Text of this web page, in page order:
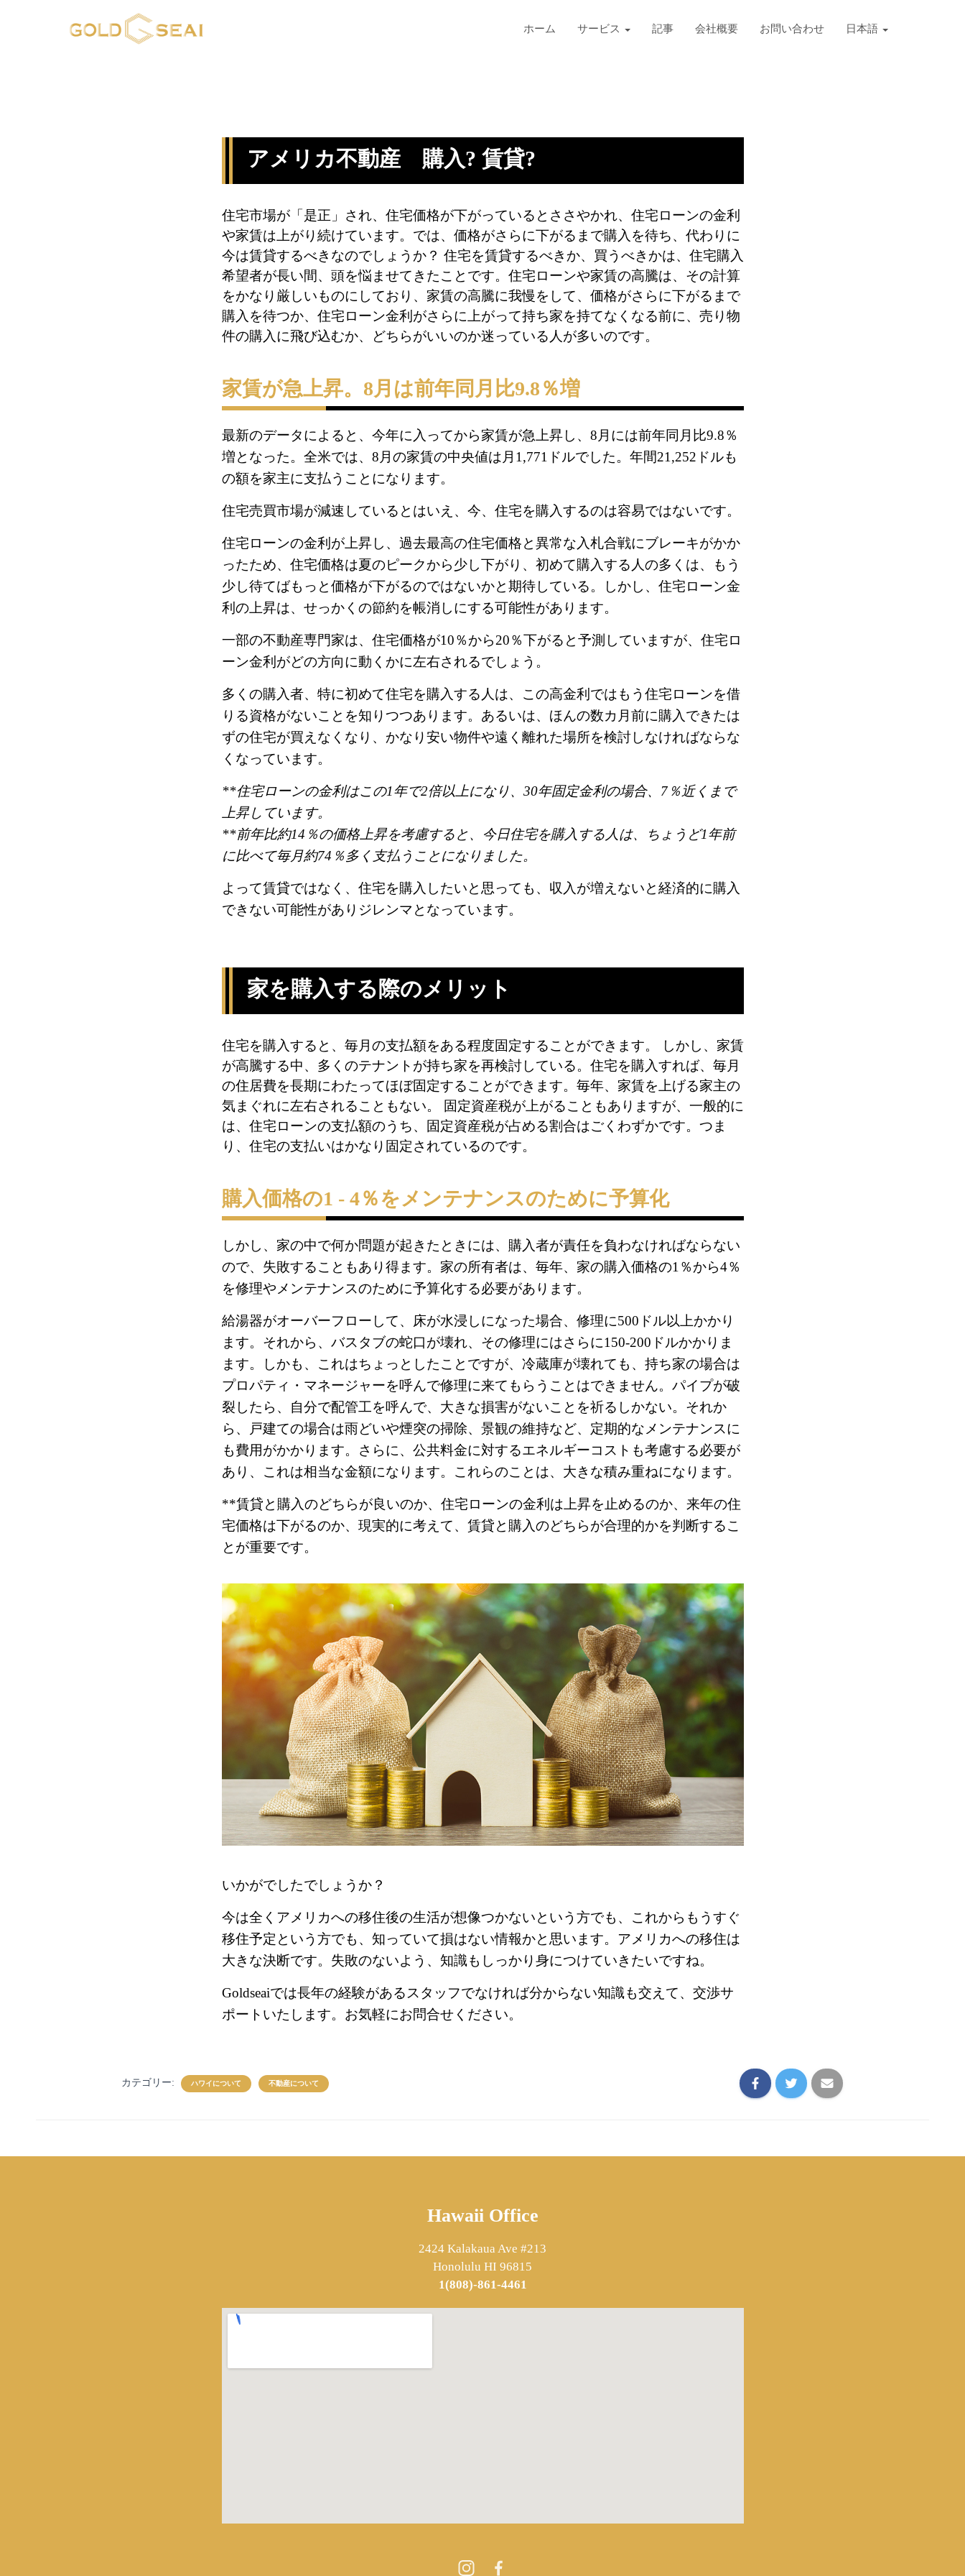
ホーム サービス 記事 会社概要 お問い合わせ 日本語
アメリカ不動産 購入? 賃貸?
住宅市場が「是正」され、住宅価格が下がっているとささやかれ、住宅ローンの金利
や家賃は上がり続けています。では、価格がさらに下がるまで購入を待ち、代わりに
今は賃貸するべきなのでしょうか？ 住宅を賃貸するべきか、買うべきかは、住宅購入
希望者が長い間、頭を悩ませてきたことです。住宅ローンや家賃の高騰は、その計算
をかなり厳しいものにしており、家賃の高騰に我慢をして、価格がさらに下がるまで
購入を待つか、住宅ローン金利がさらに上がって持ち家を持てなくなる前に、売り物
件の購入に飛び込むか、どちらがいいのか迷っている人が多いのです。
家賃が急上昇。8月は前年同月比9.8％増
最新のデータによると、今年に入ってから家賃が急上昇し、8月には前年同月比9.8％
増となった。全米では、8月の家賃の中央値は月1,771ドルでした。年間21,252ドルも
の額を家主に支払うことになります。
住宅売買市場が減速しているとはいえ、今、住宅を購入するのは容易ではないです。
住宅ローンの金利が上昇し、過去最高の住宅価格と異常な入札合戦にブレーキがかか
ったため、住宅価格は夏のピークから少し下がり、初めて購入する人の多くは、もう
少し待てばもっと価格が下がるのではないかと期待している。しかし、住宅ローン金
利の上昇は、せっかくの節約を帳消しにする可能性があります。
一部の不動産専門家は、住宅価格が10％から20％下がると予測していますが、住宅ロ
ーン金利がどの方向に動くかに左右されるでしょう。
多くの購入者、特に初めて住宅を購入する人は、この高金利ではもう住宅ローンを借
りる資格がないことを知りつつあります。あるいは、ほんの数カ月前に購入できたは
ずの住宅が買えなくなり、かなり安い物件や遠く離れた場所を検討しなければならな
くなっています。
**住宅ローンの金利はこの1年で2倍以上になり、30年固定金利の場合、7％近くまで
上昇しています。
**前年比約14％の価格上昇を考慮すると、今日住宅を購入する人は、ちょうど1年前
に比べて毎月約74％多く支払うことになりました。
よって賃貸ではなく、住宅を購入したいと思っても、収入が増えないと経済的に購入
できない可能性がありジレンマとなっています。
家を購入する際のメリット
住宅を購入すると、毎月の支払額をある程度固定することができます。 しかし、家賃
が高騰する中、多くのテナントが持ち家を再検討している。住宅を購入すれば、毎月
の住居費を長期にわたってほぼ固定することができます。毎年、家賃を上げる家主の
気まぐれに左右されることもない。 固定資産税が上がることもありますが、一般的に
は、住宅ローンの支払額のうち、固定資産税が占める割合はごくわずかです。つま
り、住宅の支払いはかなり固定されているのです。
購入価格の1 - 4％をメンテナンスのために予算化
しかし、家の中で何か問題が起きたときには、購入者が責任を負わなければならない
ので、失敗することもあり得ます。家の所有者は、毎年、家の購入価格の1％から4％
を修理やメンテナンスのために予算化する必要があります。
給湯器がオーバーフローして、床が水浸しになった場合、修理に500ドル以上かかり
ます。それから、バスタブの蛇口が壊れ、その修理にはさらに150-200ドルかかりま
ます。しかも、これはちょっとしたことですが、冷蔵庫が壊れても、持ち家の場合は
プロパティ・マネージャーを呼んで修理に来てもらうことはできません。パイプが破
裂したら、自分で配管工を呼んで、大きな損害がないことを祈るしかない。それか
ら、戸建ての場合は雨どいや煙突の掃除、景観の維持など、定期的なメンテナンスに
も費用がかかります。さらに、公共料金に対するエネルギーコストも考慮する必要が
あり、これは相当な金額になります。これらのことは、大きな積み重ねになります。
**賃貸と購入のどちらが良いのか、住宅ローンの金利は上昇を止めるのか、来年の住
宅価格は下がるのか、現実的に考えて、賃貸と購入のどちらが合理的かを判断するこ
とが重要です。
いかがでしたでしょうか？
今は全くアメリカへの移住後の生活が想像つかないという方でも、これからもうすぐ
移住予定という方でも、知っていて損はない情報かと思います。アメリカへの移住は
大きな決断です。失敗のないよう、知識もしっかり身につけていきたいですね。
Goldseaiでは長年の経験があるスタッフでなければ分からない知識も交えて、交渉サ
ポートいたします。お気軽にお問合せください。
カテゴリー: ハワイについて 不動産について
Hawaii Office
2424 Kalakaua Ave #213
Honolulu HI 96815
1(808)-861-4461